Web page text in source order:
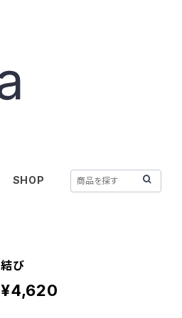
SHOP
結び
¥4,620